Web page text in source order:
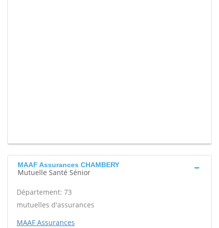
MAAF Assurances CHAMBERY
Mutuelle Santé Sénior
Département: 73
mutuelles d'assurances
MAAF Assurances